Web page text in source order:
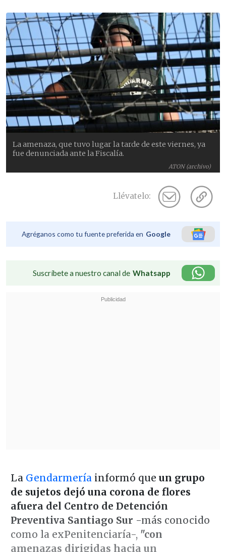
ATON (archivo)
La amenaza, que tuvo lugar la tarde de este viernes, ya
fue denunciada ante la Fiscalía.
Llévatelo:
Agréganos como tu fuente preferida en Google
Suscríbete a nuestro canal de Whatsapp
La Gendarmeríainformó que un grupo
de sujetos dejó una corona de flores
afuera del Centro de Detención
Preventiva Santiago Sur -más conocido
como la exPenitenciaría-, "con
amenazas dirigidas hacia un